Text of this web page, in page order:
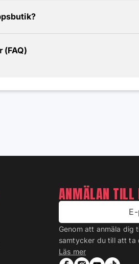
(FAQ)
ANMÄLAN TILL
Genom att anmäla dig
samtycker du till att ta
Läs mer